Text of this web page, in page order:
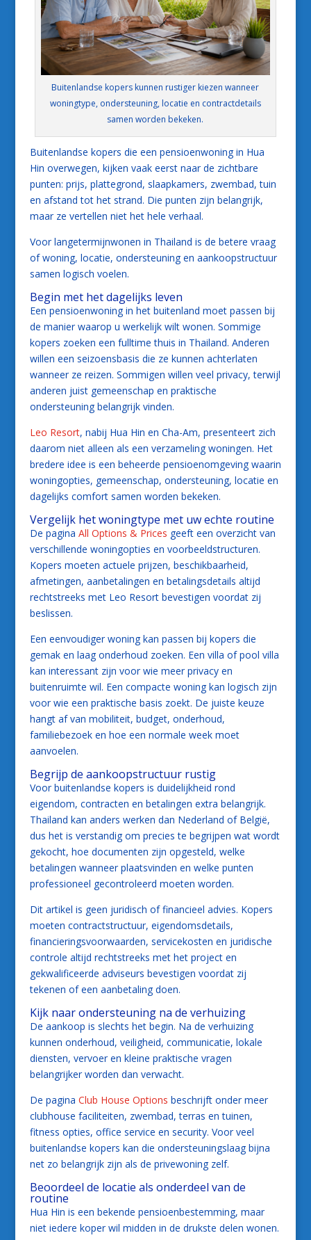
Buitenlandse kopers kunnen rustiger kiezen wanneer
woningtype, ondersteuning, locatie en contractdetails
samen worden bekeken.
Buitenlandse kopers die een pensioenwoning in Hua
Hin overwegen, kijken vaak eerst naar de zichtbare
punten: prijs, plattegrond, slaapkamers, zwembad, tuin
en afstand tot het strand. Die punten zijn belangrijk,
maar ze vertellen niet het hele verhaal.
Voor langetermijnwonen in Thailand is de betere vraag
of woning, locatie, ondersteuning en aankoopstructuur
samen logisch voelen.
Begin met het dagelijks leven
Een pensioenwoning in het buitenland moet passen bij
de manier waarop u werkelijk wilt wonen. Sommige
kopers zoeken een fulltime thuis in Thailand. Anderen
willen een seizoensbasis die ze kunnen achterlaten
wanneer ze reizen. Sommigen willen veel privacy, terwijl
anderen juist gemeenschap en praktische
ondersteuning belangrijk vinden.
Leo Resort, nabij Hua Hin en Cha-Am, presenteert zich
daarom niet alleen als een verzameling woningen. Het
bredere idee is een beheerde pensioenomgeving waarin
woningopties, gemeenschap, ondersteuning, locatie en
dagelijks comfort samen worden bekeken.
Vergelijk het woningtype met uw echte routine
De pagina All Options & Prices geeft een overzicht van
verschillende woningopties en voorbeeldstructuren.
Kopers moeten actuele prijzen, beschikbaarheid,
afmetingen, aanbetalingen en betalingsdetails altijd
rechtstreeks met Leo Resort bevestigen voordat zij
beslissen.
Een eenvoudiger woning kan passen bij kopers die
gemak en laag onderhoud zoeken. Een villa of pool villa
kan interessant zijn voor wie meer privacy en
buitenruimte wil. Een compacte woning kan logisch zijn
voor wie een praktische basis zoekt. De juiste keuze
hangt af van mobiliteit, budget, onderhoud,
familiebezoek en hoe een normale week moet
aanvoelen.
Begrijp de aankoopstructuur rustig
Voor buitenlandse kopers is duidelijkheid rond
eigendom, contracten en betalingen extra belangrijk.
Thailand kan anders werken dan Nederland of België,
dus het is verstandig om precies te begrijpen wat wordt
gekocht, hoe documenten zijn opgesteld, welke
betalingen wanneer plaatsvinden en welke punten
professioneel gecontroleerd moeten worden.
Dit artikel is geen juridisch of financieel advies. Kopers
moeten contractstructuur, eigendomsdetails,
financieringsvoorwaarden, servicekosten en juridische
controle altijd rechtstreeks met het project en
gekwalificeerde adviseurs bevestigen voordat zij
tekenen of een aanbetaling doen.
Kijk naar ondersteuning na de verhuizing
De aankoop is slechts het begin. Na de verhuizing
kunnen onderhoud, veiligheid, communicatie, lokale
diensten, vervoer en kleine praktische vragen
belangrijker worden dan verwacht.
De pagina Club House Options beschrijft onder meer
clubhouse faciliteiten, zwembad, terras en tuinen,
fitness opties, office service en security. Voor veel
buitenlandse kopers kan die ondersteuningslaag bijna
net zo belangrijk zijn als de privewoning zelf.
Beoordeel de locatie als onderdeel van de
routine
Hua Hin is een bekende pensioenbestemming, maar
niet iedere koper wil midden in de drukste delen wonen.